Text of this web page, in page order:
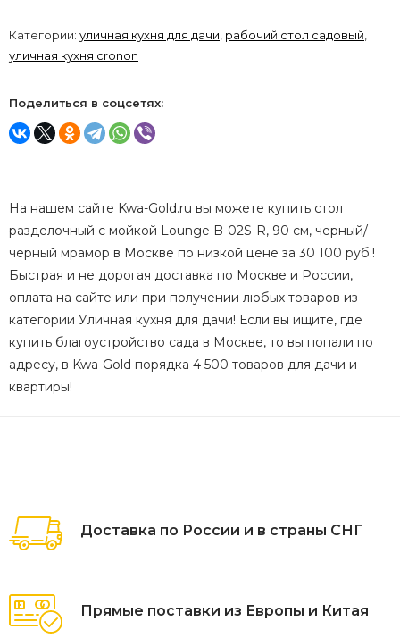
Категории: уличная кухня для дачи рабочий стол садовый
уличная кухня cronon
Поделиться в соцсетях:
На нашем сайте Kwa-Gold.ru вы можете купить стол
разделочный с мойкой Lounge B-02S-R, 90 см, черный/
черный мрамор в Москве по низкой цене за 30 100 руб.!
Быстрая и не дорогая доставка по Москве и России,
оплата на сайте или при получении любых товаров из
категории Уличная кухня для дачи! Если вы ищите, где
купить благоустройство сада в Москве, то вы попали по
адресу, в Kwa-Gold порядка 4 500 товаров для дачи и
квартиры!
Доставка по России и в страны СНГ
Прямые поставки из Европы и Китая